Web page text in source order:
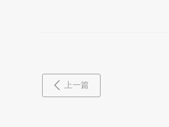
上一篇